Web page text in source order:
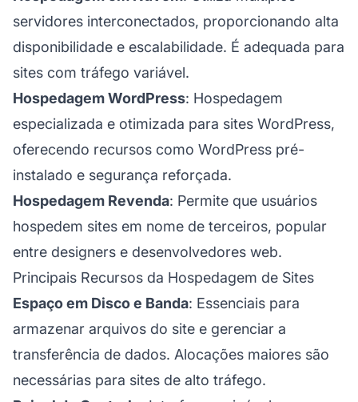
servidores interconectados, proporcionando alta
disponibilidade e escalabilidade. É adequada para
sites com tráfego variável.
Hospedagem WordPress: Hospedagem
especializada e otimizada para sites WordPress,
oferecendo recursos como WordPress pré-
instalado e segurança reforçada.
Hospedagem Revenda: Permite que usuários
hospedem sites em nome de terceiros, popular
entre designers e desenvolvedores web.
Principais Recursos da Hospedagem de Sites
Espaço em Disco e Banda: Essenciais para
armazenar arquivos do site e gerenciar a
transferência de dados. Alocações maiores são
necessárias para sites de alto tráfego.